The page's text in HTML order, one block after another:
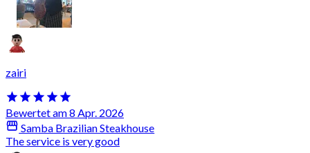
zairi
Bewertet am 8 Apr. 2026
Samba Brazilian Steakhouse
The service is very good